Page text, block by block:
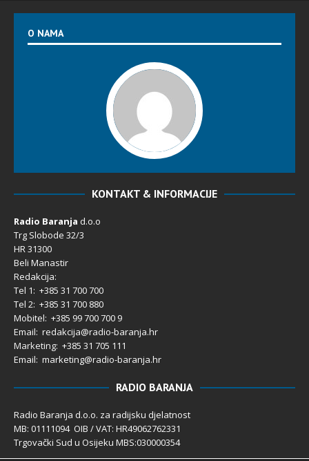
O NAMA
KONTAKT & INFORMACIJE
Radio Baranja d.o.o
Trg Slobode 32/3
HR 31300
Beli Manastir
Redakcija:
Tel 1: +385 31 700 700
Tel 2: +385 31 700 880
Mobitel: +385 99 700 700 9
Email: redakcija@radio-baranja.hr
Marketing: +385 31 705 111
Email: marketing@radio-baranja.hr
RADIO BARANJA
Radio Baranja d.o.o. za radijsku djelatnost
MB: 01111094 OIB / VAT: HR49062762331
Trgovački Sud u Osijeku MBS:030000354